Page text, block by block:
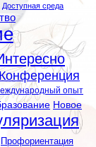
Доступная среда
опыт
Новое
Профориентация